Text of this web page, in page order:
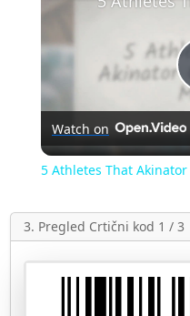
Watch on
5 Athletes That
3. Pregled Crtični kod 1 / 3